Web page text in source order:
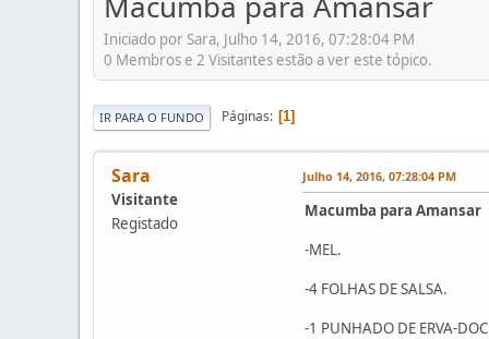
Iniciado por Sara, Julho 14, 2016, 07:28:04 PM
0 Membros e 2 Visitantes estão a ver este tópico.
IR PARA O FUNDO Páginas 1
Sara
Visitante
Registado
Julho 14, 2016, 07:28:04 PM
Macumba para Amansar
-MEL.
-4 FOLHAS DE SALSA.
-1 PUNHADO DE ERVA-